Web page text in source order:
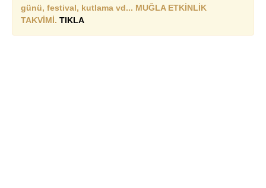
günü, festival, kutlama vd... MUĞLA ETKİNLİK
TAKVİMİ. TIKLA